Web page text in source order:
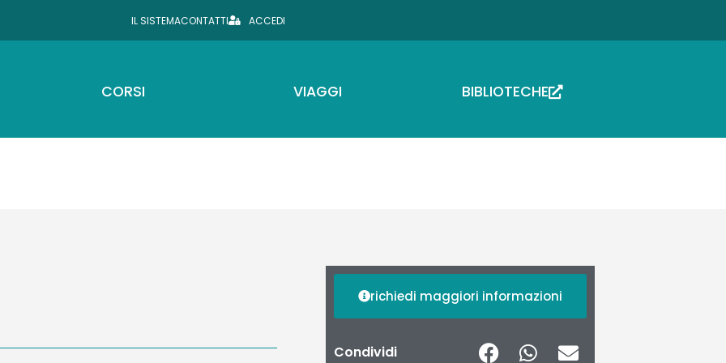
IL SISTEMACONTATTI ACCEDI
CORSI VIAGGI BIBLIOTECHE
richiedi maggiori informazioni
Condividi